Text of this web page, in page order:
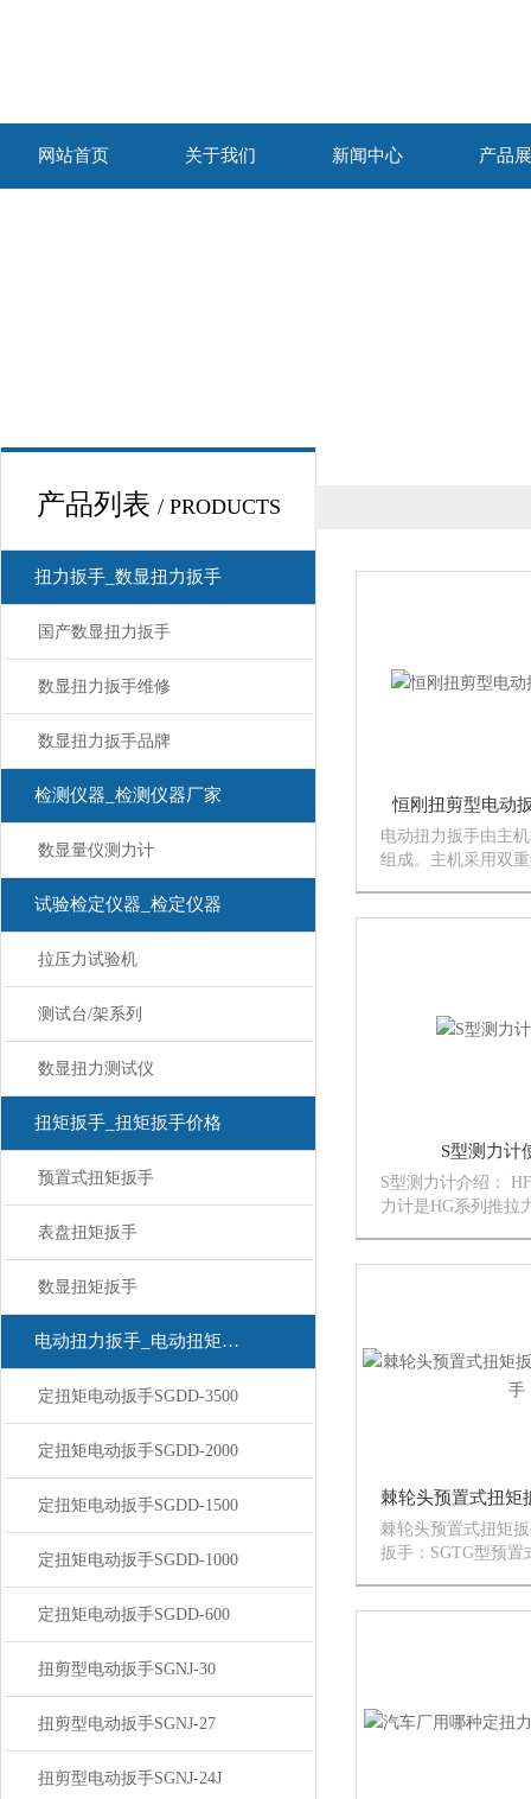
网站首页 关于我们 新闻中心 产品
产品列表 / PRODUCTS
扭力扳手_数显扭力扳手
国产数显扭力扳手
数显扭力扳手维修
数显扭力扳手品牌
检测仪器_检测仪器厂家
数显量仪测力计
试验检定仪器_检定仪器
拉压力试验机
测试台/架系列
数显扭力测试仪
扭矩扳手_扭矩扳手价格
预置式扭矩扳手
表盘扭矩扳手
数显扭矩扳手
电动扭力扳手_电动扭矩扳手
定扭矩电动扳手SGDD-3500
定扭矩电动扳手SGDD-2000
定扭矩电动扳手SGDD-1500
定扭矩电动扳手SGDD-1000
定扭矩电动扳手SGDD-600
扭剪型电动扳手SGNJ-30
扭剪型电动扳手SGNJ-27
扭剪型电动扳手SGNJ-24J
恒刚扭剪型电动
电动扭力扳手由主
组成。主机采用双
S型测力计
S型测力计介绍：
力计是HG系列推拉
棘轮头预置式扭矩
扳手：SGTG型预置